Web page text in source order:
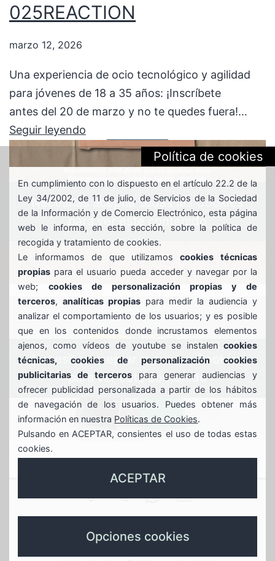
025REACTION
marzo 12, 2026
Una experiencia de ocio tecnológico y agilidad
para jóvenes de 18 a 35 años: ¡Inscríbete
antes del 20 de marzo y no te quedes fuera!…
Seguir leyendo
Necesitas aceptar todas las Cookies
para ver este contenido
Necesitas aceptar todas las Cookies
para ver este contenido
Política de cookies
En cumplimiento con lo dispuesto en el artículo 22.2 de la
Ley 34/2002, de 11 de julio, de Servicios de la Sociedad
de la Información y de Comercio Electrónico, esta página
web le informa, en esta sección, sobre la política de
recogida y tratamiento de cookies.
Le informamos de que utilizamoscookies técnicas
propias para el usuario pueda acceder y navegar por la
web; cookies de personalización propias y de
terceros,analíticas propias para medir la audiencia y
analizar el comportamiento de los usuarios; y es posible
que en los contenidos donde incrustamos elementos
ajenos, como vídeos de youtube se instalen cookies
técnicas, cookies de personalización cookies
publicitarias de terceros para generar audiencias y
ofrecer publicidad personalizada a partir de los hábitos
de navegación de los usuarios. Puedes obtener más
información en nuestra Políticas de Cookies.
Pulsando en ACEPTAR, consientes el uso de todas estas
cookies.
ACEPTAR
Opciones cookies